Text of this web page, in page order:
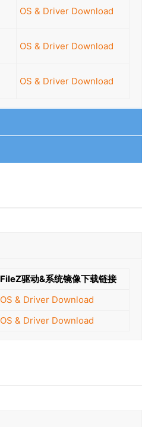
OS & Driver Download
OS & Driver Download
OS & Driver Download
FileZ驱动&系统镜像下载链接
OS & Driver Download
OS & Driver Download